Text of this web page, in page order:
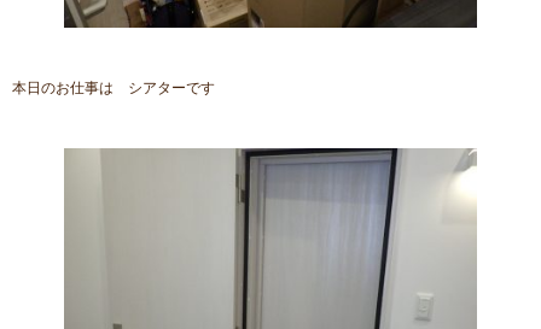
本日のお仕事は シアターです